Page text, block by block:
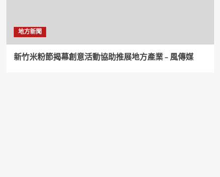
地方新聞
新竹米粉節揭幕創意活動協助推展地方產業 – 風傳媒